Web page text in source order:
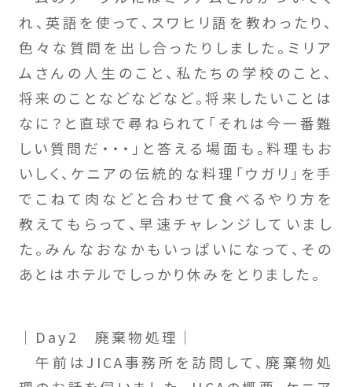
れ、英語を使って、スワヒリ語を教わったり、
色々な質問を出し合ったりしました。ミリア
ムさんの人生のこと、私たちの学校のこと、
将来のことなどなどなど。将来したいことは
なに？と直球で尋ねられて「それは今一番難
しい質問だ・・・」と答える場面も。料理もお
いしく、ケニアの伝統的な料理「ウガリ」を手
でこねて肉などと合わせて食べるやり方を
教えてもらって、早速チャレンジしていまし
た。みんなおなかもいっぱいになって、その
あとはホテルでしっかり休みをとりました。
｜Day2 廃棄物処理｜
午前はJICA事務所を訪問して、廃棄物処